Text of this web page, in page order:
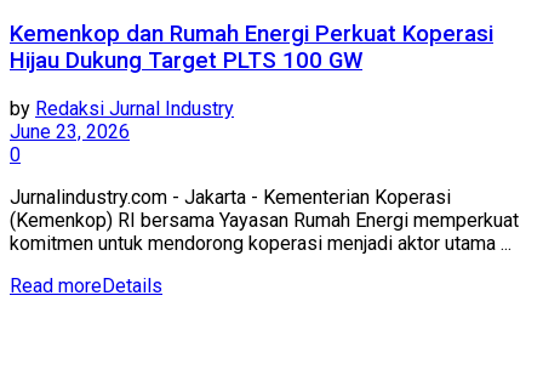
Kemenkop dan Rumah Energi Perkuat Koperasi
Hijau Dukung Target PLTS 100 GW
by Redaksi Jurnal Industry
June 23, 2026
0
Jurnalindustry.com - Jakarta - Kementerian Koperasi
(Kemenkop) RI bersama Yayasan Rumah Energi memperkuat
komitmen untuk mendorong koperasi menjadi aktor utama ...
Read moreDetails